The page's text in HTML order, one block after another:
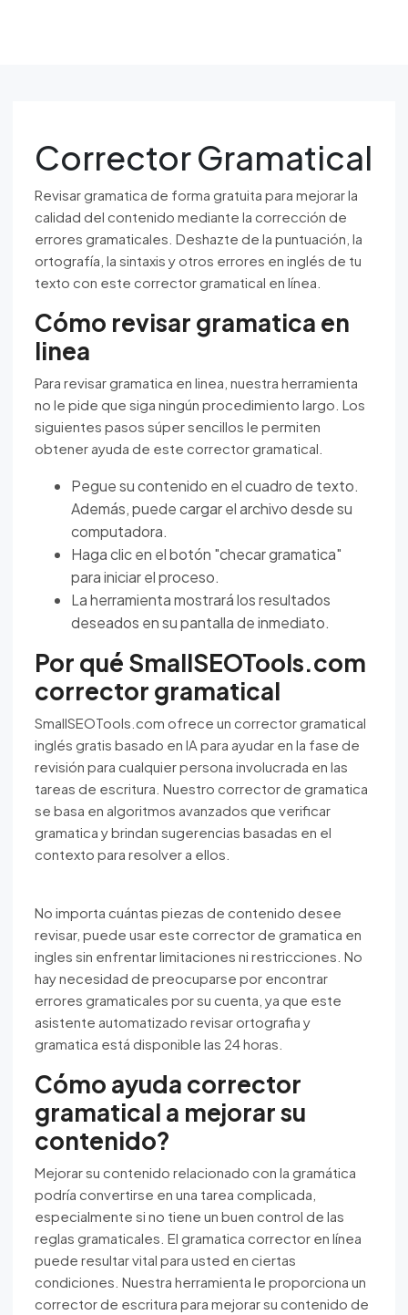
Corrector Gramatical
Revisar gramatica de forma gratuita para mejorar la
calidad del contenido mediante la corrección de
errores gramaticales. Deshazte de la puntuación, la
ortografía, la sintaxis y otros errores en inglés de tu
texto con este corrector gramatical en línea.
Cómo revisar gramatica en
linea
Para revisar gramatica en linea, nuestra herramienta
no le pide que siga ningún procedimiento largo. Los
siguientes pasos súper sencillos le permiten
obtener ayuda de este corrector gramatical.
Pegue su contenido en el cuadro de texto.
Además, puede cargar el archivo desde su
computadora.
Haga clic en el botón "checar gramatica"
para iniciar el proceso.
La herramienta mostrará los resultados
deseados en su pantalla de inmediato.
Por qué SmallSEOTools.com
corrector gramatical
SmallSEOTools.com ofrece un corrector gramatical
inglés gratis basado en IA para ayudar en la fase de
revisión para cualquier persona involucrada en las
tareas de escritura. Nuestro corrector de gramatica
se basa en algoritmos avanzados que verificar
gramatica y brindan sugerencias basadas en el
contexto para resolver a ellos.
No importa cuántas piezas de contenido desee
revisar, puede usar este corrector de gramatica en
ingles sin enfrentar limitaciones ni restricciones. No
hay necesidad de preocuparse por encontrar
errores gramaticales por su cuenta, ya que este
asistente automatizado revisar ortografia y
gramatica está disponible las 24 horas.
Cómo ayuda corrector
gramatical a mejorar su
contenido?
Mejorar su contenido relacionado con la gramática
podría convertirse en una tarea complicada,
especialmente si no tiene un buen control de las
reglas gramaticales. El gramatica corrector en línea
puede resultar vital para usted en ciertas
condiciones. Nuestra herramienta le proporciona un
corrector de escritura para mejorar su contenido de